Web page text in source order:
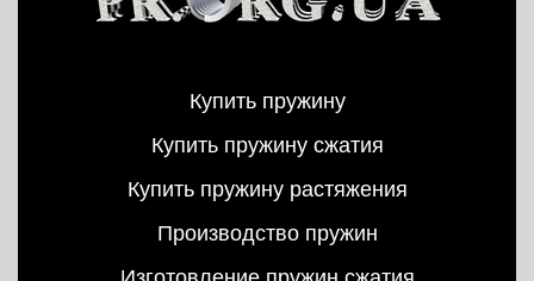
Купить пружину
Купить пружину сжатия
Купить пружину растяжения
Производство пружин